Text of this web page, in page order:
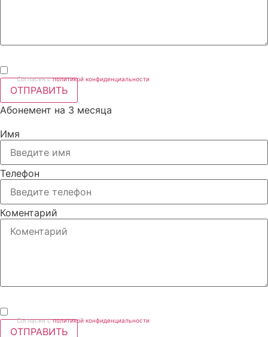
Согласен с политикой конфиденциальности
ОТПРАВИТЬ
Абонемент на 3 месяца
Имя
Телефон
Коментарий
Согласен с политикой конфиденциальности
ОТПРАВИТЬ